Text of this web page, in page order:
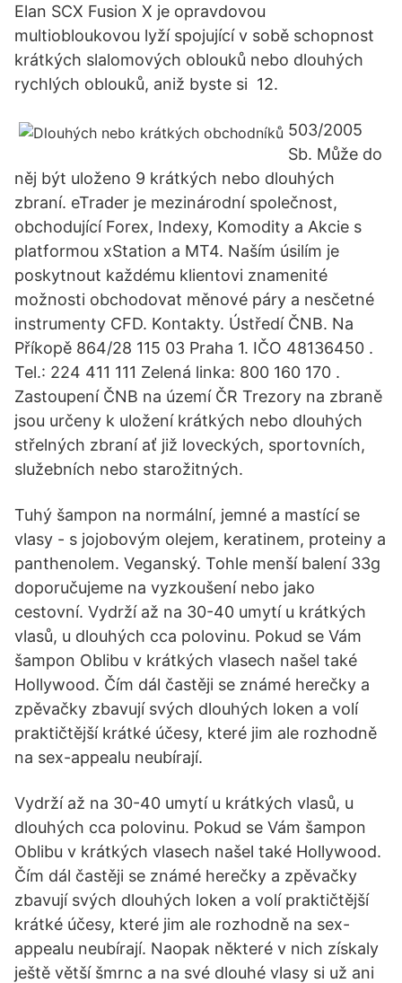
Elan SCX Fusion X je opravdovou
multiobloukovou lyží spojující v sobě schopnost
krátkých slalomových oblouků nebo dlouhých
rychlých oblouků, aniž byste si 12.
503/2005
Sb. Může do
něj být uloženo 9 krátkých nebo dlouhých
zbraní. eTrader je mezinárodní společnost,
obchodující Forex, Indexy, Komodity a Akcie s
platformou xStation a MT4. Naším úsilím je
poskytnout každému klientovi znamenité
možnosti obchodovat měnové páry a nesčetné
instrumenty CFD. Kontakty. Ústředí ČNB. Na
Příkopě 864/28 115 03 Praha 1. IČO 48136450 .
Tel.: 224 411 111 Zelená linka: 800 160 170 .
Zastoupení ČNB na území ČR Trezory na zbraně
jsou určeny k uložení krátkých nebo dlouhých
střelných zbraní ať již loveckých, sportovních,
služebních nebo starožitných.
Tuhý šampon na normální, jemné a mastící se
vlasy - s jojobovým olejem, keratinem, proteiny a
panthenolem. Veganský. Tohle menší balení 33g
doporučujeme na vyzkoušení nebo jako
cestovní. Vydrží až na 30-40 umytí u krátkých
vlasů, u dlouhých cca polovinu. Pokud se Vám
šampon Oblibu v krátkých vlasech našel také
Hollywood. Čím dál častěji se známé herečky a
zpěvačky zbavují svých dlouhých loken a volí
praktičtější krátké účesy, které jim ale rozhodně
na sex-appealu neubírají.
Vydrží až na 30-40 umytí u krátkých vlasů, u
dlouhých cca polovinu. Pokud se Vám šampon
Oblibu v krátkých vlasech našel také Hollywood.
Čím dál častěji se známé herečky a zpěvačky
zbavují svých dlouhých loken a volí praktičtější
krátké účesy, které jim ale rozhodně na sex-
appealu neubírají. Naopak některé v nich získaly
ještě větší šmrnc a na své dlouhé vlasy si už ani